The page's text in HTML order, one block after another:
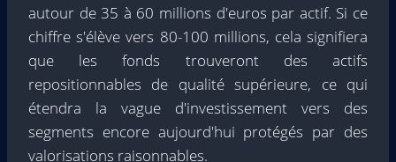
autour de 35 à 60 millions d'euros par actif. Si ce
chiffre s'élève vers 80-100 millions, cela signifiera
que les fonds trouveront des actifs
repositionnables de qualité supérieure, ce qui
étendra la vague d'investissement vers des
segments encore aujourd'hui protégés par des
valorisations raisonnables.